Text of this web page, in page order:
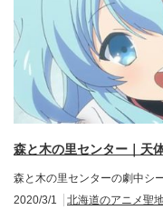
森と木の里センター｜天
森と木の里センターの劇中シ
2020/3/1
北海道のアニメ聖